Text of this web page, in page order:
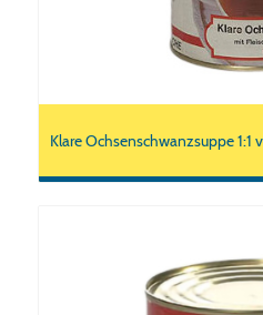
Klare Ochsenschwanzsuppe 1:1